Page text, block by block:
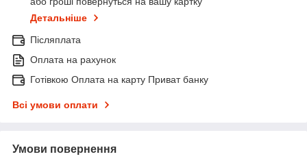
Детальніше
Післяплата
Оплата на рахунок
Готівкою Оплата на карту Приват банку
Всі умови оплати
Умови повернення